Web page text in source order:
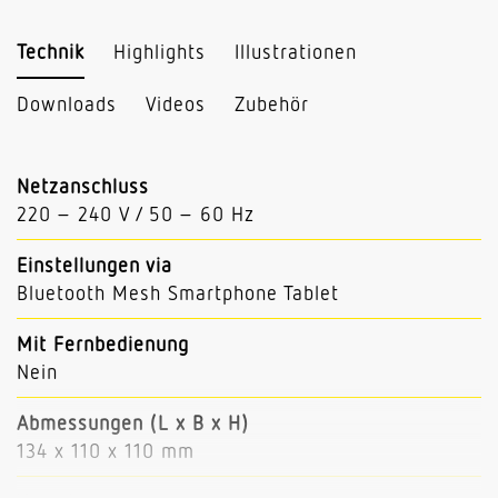
Technik Highlights Illustrationen
Downloads Videos Zubehör
Netzanschluss
220 – 240 V / 50 – 60 Hz
Einstellungen via
Bluetooth Mesh Smartphone Tablet
Mit Fernbedienung
Nein
Abmessungen (L x B x H)
134 x 110 x 110 mm